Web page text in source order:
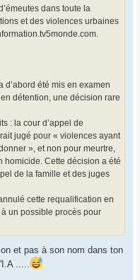
dans toute la
et des violences urbaines
d’abord été mis en examen
détention, une décision rare
: la cour d’appel de
jugé pour « violences ayant
», et non pour meurtre,
homicide. Cette décision a été
de la famille et des juges
cette requalification en
un possible procès pour
et pas à son nom dans ton
.....